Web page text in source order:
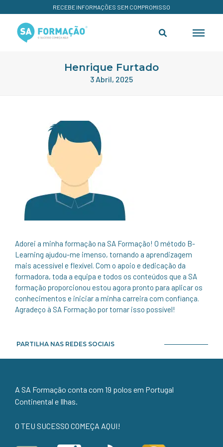
RECEBE INFORMAÇÕES SEM COMPROMISSO
Henrique Furtado
3 Abril, 2025
Adorei a minha formação na SA Formação! O método B-
Learning ajudou-me imenso, tornando a aprendizagem
mais acessível e flexível. Com o apoio e dedicação da
formadora, toda a equipa e todos os conteúdos que a SA
formação proporcionou estou agora pronto para aplicar os
conhecimentos e iniciar a minha carreira com confiança.
Agradeço à SA Formação por tornar isso possível!
PARTILHA NAS REDES SOCIAIS
A SA Formação conta com 19 polos em Portugal
Continental e Ilhas.
O TEU SUCESSO COMEÇA AQUI!